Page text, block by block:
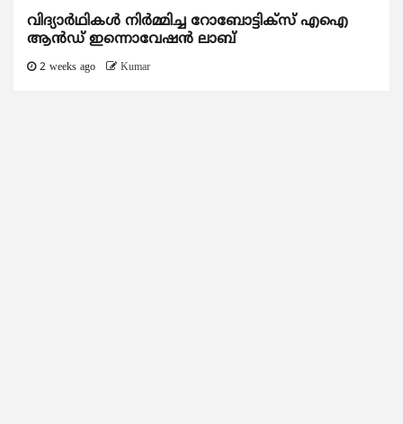
വിദ്യാര്‍ഥികള്‍ നിര്‍മ്മിച്ച റോബോട്ടിക്സ് എഐ
ആന്‍ഡ് ഇന്നൊവേഷന്‍ ലാബ്
2 weeks ago Kumar